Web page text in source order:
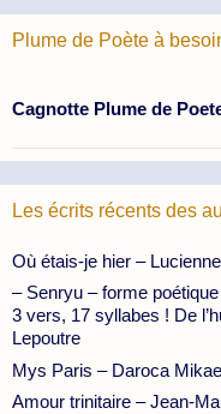
Plume de Poète à
Cagnotte Plume de
Les écrits récents des
Où étais-je hier –
– Senryu – forme
3 vers, 17 syllabes ! De
Lepoutre
Mys Paris – Daroca
Amour trinitaire – Jean-